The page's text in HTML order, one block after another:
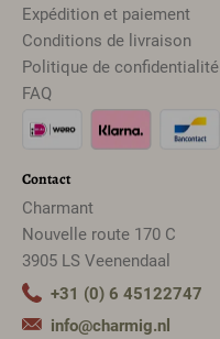
Expédition et paiement
Conditions de livraison
Politique de confidentialité
FAQ
Contact
Charmant
Nouvelle route 170 C
3905 LS Veenendaal
+31 (0) 6 45122747
info@charmig.nl